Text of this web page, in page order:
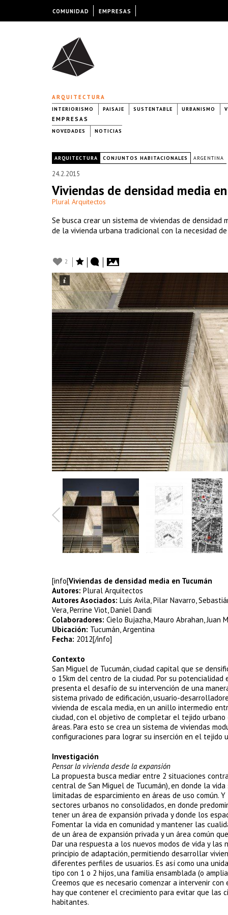
ARQUITECTURA
INTERIORISMO PAISAJE SUSTENTABLE URBANISMO
EMPRESAS
NOVEDADES NOTICIAS
ARQUITECTURA CONJUNTOS HABITACIONALES ARGENTINA
24.2.2015
Viviendas de densidad media
Plural Arquitectos
Se busca crear un sistema de viviendas de
de la vivienda urbana tradicional con la necesidad
2
[info[Viviendas de densidad media en Tucumán
Autores: Plural Arquitectos
Autores Asociados: Luis Avila, Pilar Navarro,
Vera, Perrine Viot, Daniel Dandi
Colaboradores: Cielo Bujazha, Mauro Abrahan, Juan
Ubicación: Tucumán, Argentina
Fecha: 2012[/info]
Contexto
San Miguel de Tucumán, ciudad capital que se
o 15km del centro de la ciudad. Por su
presenta el desafío de su intervención de una
sistema privado de edificación, usuario-
vivienda de escala media, en un anillo intermedio
ciudad, con el objetivo de completar el tejido
áreas. Para esto se crea un sistema de viviendas
configuraciones para lograr su inserción en el tejido
Investigación
Pensar la vivienda desde la expansión
La propuesta busca mediar entre 2 situaciones
central de San Miguel de Tucumán), en donde la
limitadas de esparcimiento en áreas de uso común.
sectores urbanos no consolidados, en donde
tener un área de expansión privada y donde los
Fomentar la vida en comunidad y mantener las
de un área de expansión privada y un área común
Dar una respuesta a los nuevos modos de vida y
principio de adaptación, permitiendo desarrollar
diferentes perfiles de usuarios. Es así como una
tipo con 1 o 2 hijos, una familia ensamblada (o
Creemos que es necesario comenzar a intervenir
hay que contener el crecimiento para evitar que las
habitantes.
COMUNIDAD EMPRESAS